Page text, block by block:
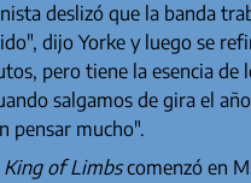
deslizó que la banda
dijo Yorke y luego se
pero tiene la esencia
salgamos de gira el
pensar mucho".
King of Limbscomenzó en